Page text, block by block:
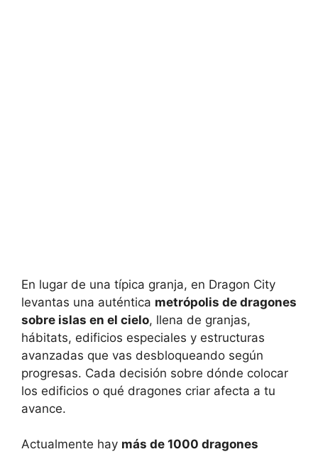
En lugar de una típica granja, en Dragon City
levantas una auténtica metrópolis de dragones
sobre islas en el cielo, llena de granjas,
hábitats, edificios especiales y estructuras
avanzadas que vas desbloqueando según
progresas. Cada decisión sobre dónde colocar
los edificios o qué dragones criar afecta a tu
avance.
Actualmente hay más de 1000 dragones